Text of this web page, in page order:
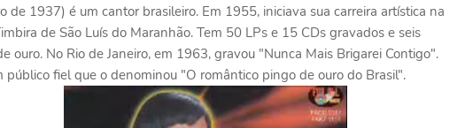
de 1937) é um cantor brasileiro. Em 1955, iniciava sua carreira artística na
de São Luís do Maranhão. Tem 50 LPs e 15 CDs gravados e seis
ouro. No Rio de Janeiro, em 1963, gravou "Nunca Mais Brigarei Contigo".
público fiel que o denominou "O romântico pingo de ouro do Brasil".